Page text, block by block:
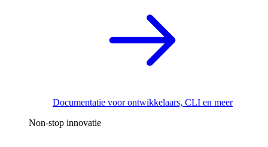
Documentatie voor ontwikkelaars, CLI en meer
Non-stop innovatie